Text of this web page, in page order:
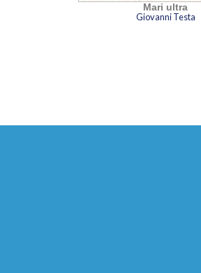
Mari ultra
Giovanni Testa